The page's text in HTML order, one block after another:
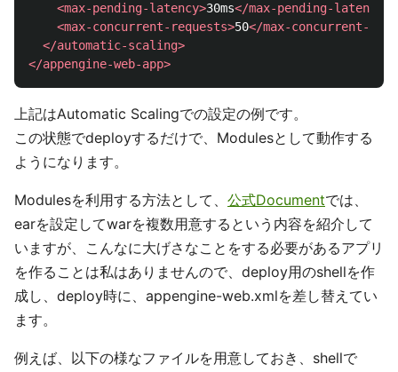
<max-pending-latency>30ms</max-pending-latency>
<max-concurrent-requests>50</max-concurrent-
</automatic-scaling>
</appengine-web-app>
上記はAutomatic Scalingでの設定の例です。
この状態でdeployするだけで、Modulesとして動作する
ようになります。
Modulesを利用する方法として、 公式Documentでは、
earを設定してwarを複数用意するという内容を紹介して
いますが、こんなに大げさなことをする必要があるアプリ
を作ることは私はありませんので、deploy用のshellを作
成し、deploy時に、appengine-web.xmlを差し替えてい
ます。
例えば、以下の様なファイルを用意しておき、shellで